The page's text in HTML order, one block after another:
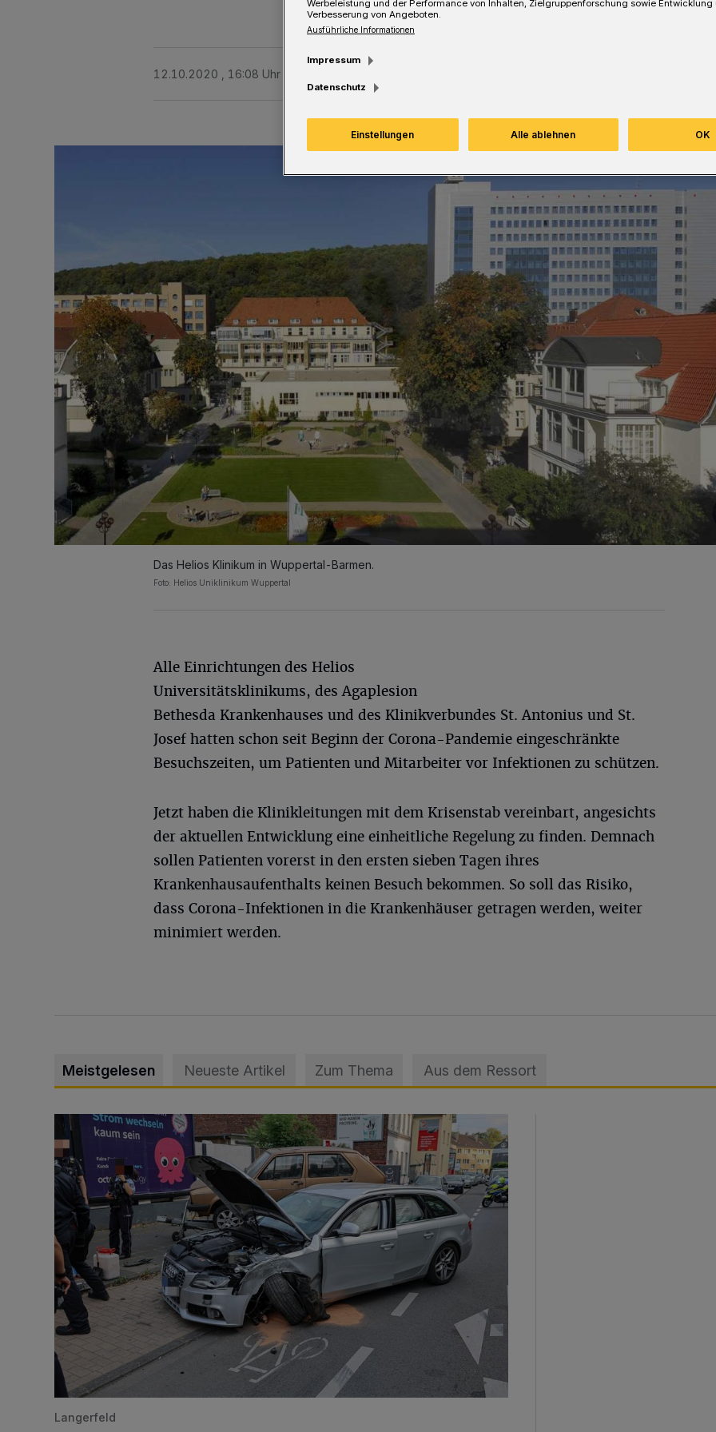
12.10.2020 , 16:08 Uhr
Das Helios Klinikum in Wuppertal-Barmen.
Foto: Helios Uniklinikum Wuppertal
Alle Einrichtungen des Helios
Universitätsklinikums, des Agaplesion
Bethesda Krankenhauses und des Klinikverbundes St. Antonius und St.
Josef hatten schon seit Beginn der Corona-Pandemie eingeschränkte
Besuchszeiten, um Patienten und Mitarbeiter vor Infektionen zu schützen.
Jetzt haben die Klinikleitungen mit dem Krisenstab vereinbart, angesichts
der aktuellen Entwicklung eine einheitliche Regelung zu finden. Demnach
sollen Patienten vorerst in den ersten sieben Tagen ihres
Krankenhausaufenthalts keinen Besuch bekommen. So soll das Risiko,
dass Corona-Infektionen in die Krankenhäuser getragen werden, weiter
minimiert werden.
Meistgelesen Neueste Artikel Zum Thema Aus dem Ressort
Schwerer Unfall mit 2,48 Promille
Langerfeld
Werbeleistung und der Performance von Inhalten, Zielgruppenforschung sowie Entwicklung
Verbesserung von Angeboten.
Ausführliche Informationen
Impressum
Datenschutz
Einstellungen Alle ablehnen OK